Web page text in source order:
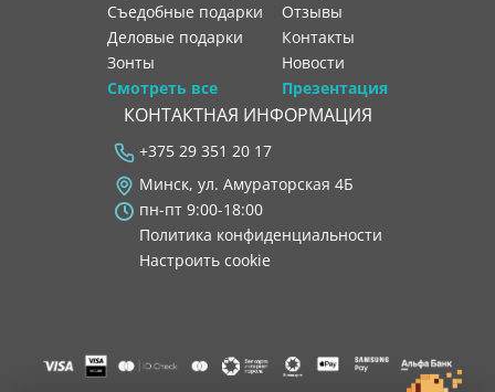
Съедобные подарки
Деловые подарки
Зонты
Смотреть все
отзывы
контакты
новости
Презентация
КОНТАКТНАЯ ИНФОРМАЦИЯ
+375 29 351 20 17
Минск, ул. Амураторская 4Б
пн-пт 9:00-18:00
Политика конфиденциальности
Настроить cookie